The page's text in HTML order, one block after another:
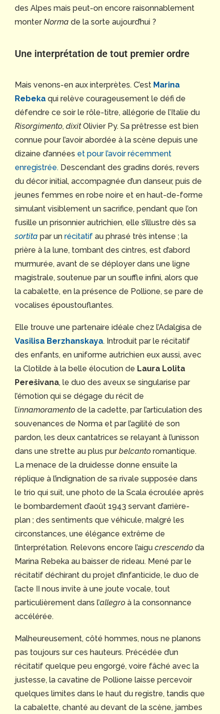
des Alpes mais peut-on encore raisonnablement
monterNorma de la sorte aujourd’hui ?
Une interprétation de tout premier ordre
Mais venons-en aux interprètes. C’est Marina
Rebeka qui relève courageusement le défi de
défendre ce soir le rôle-titre, allégorie de l’Italie du
Risorgimento, dixitOlivier Py. Sa prêtresse est bien
connue pour l’avoir abordée à la scène depuis une
dizaine d’années et pour l’avoir récemment
enregistrée. Descendant des gradins dorés, revers
du décor initial, accompagnée d’un danseur, puis de
jeunes femmes en robe noire et en haut-de-forme
simulant visiblement un sacrifice, pendant que l’on
fusille un prisonnier autrichien, elle s’illustre dès sa
sortita par un récitatif au phrasé très intense ; la
prière à la lune, tombant des cintres, est d’abord
murmurée, avant de se déployer dans une ligne
magistrale, soutenue par un souffle infini, alors que
la cabalette, en la présence de Pollione, se pare de
vocalises époustouflantes.
Elle trouve une partenaire idéale chez l’Adalgisa de
Vasilisa Berzhanskaya. Introduit par le récitatif
des enfants, en uniforme autrichien eux aussi, avec
la Clotilde à la belle élocution de Laura Lolita
Perešivana, le duo des aveux se singularise par
l’émotion qui se dégage du récit de
l’innamoramento de la cadette, par l’articulation des
souvenances de Norma et par l’agilité de son
pardon, les deux cantatrices se relayant à l’unisson
dans une strette au plus purbelcanto romantique.
La menace de la druidesse donne ensuite la
réplique à l’indignation de sa rivale supposée dans
le trio qui suit, une photo de la Scala écroulée après
le bombardement d’août 1943 servant d’arrière-
plan ; des sentiments que véhicule, malgré les
circonstances, une élégance extrême de
l’interprétation. Relevons encore l’aigu crescendo da
Marina Rebeka au baisser de rideau. Mené par le
récitatif déchirant du projet d’infanticide, le duo de
l’acte II nous invite à une joute vocale, tout
particulièrement dans l’allegro à la consonnance
accélérée.
Malheureusement, côté hommes, nous ne planons
pas toujours sur ces hauteurs. Précédée d’un
récitatif quelque peu engorgé, voire fâché avec la
justesse, la cavatine de Pollione laisse percevoir
quelques limites dans le haut du registre, tandis que
la cabalette, chanté au devant de la scène, jambes